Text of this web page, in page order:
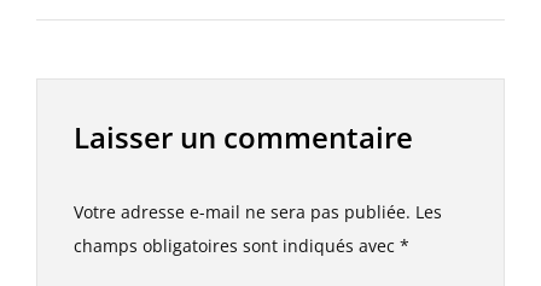
Laisser un commentaire
Votre adresse e-mail ne sera pas publiée. Les
champs obligatoires sont indiqués avec *